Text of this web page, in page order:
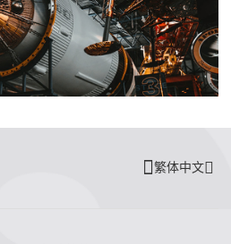
繁体中文